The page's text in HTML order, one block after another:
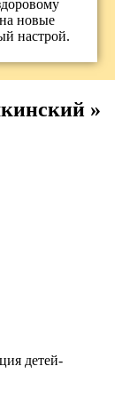
новые
настрой.
»
детей-